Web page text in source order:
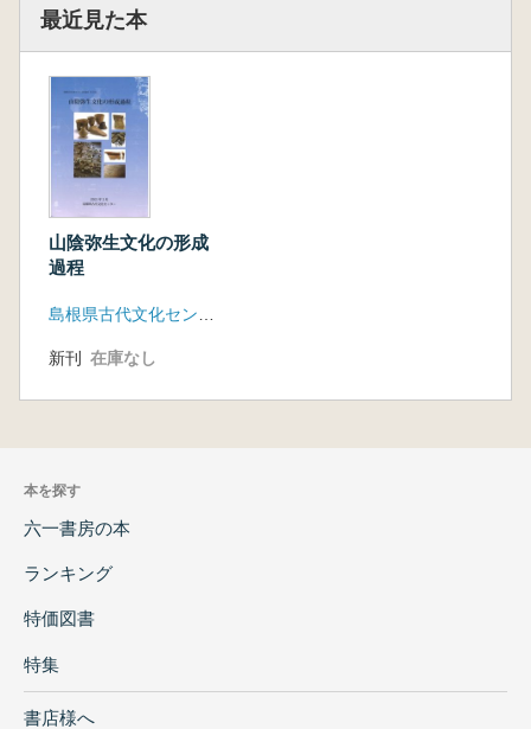
最近見た本
山陰弥生文化の形成
過程
新刊 在庫なし
本を探す
六一書房の本
ランキング
特価図書
特集
書店様へ